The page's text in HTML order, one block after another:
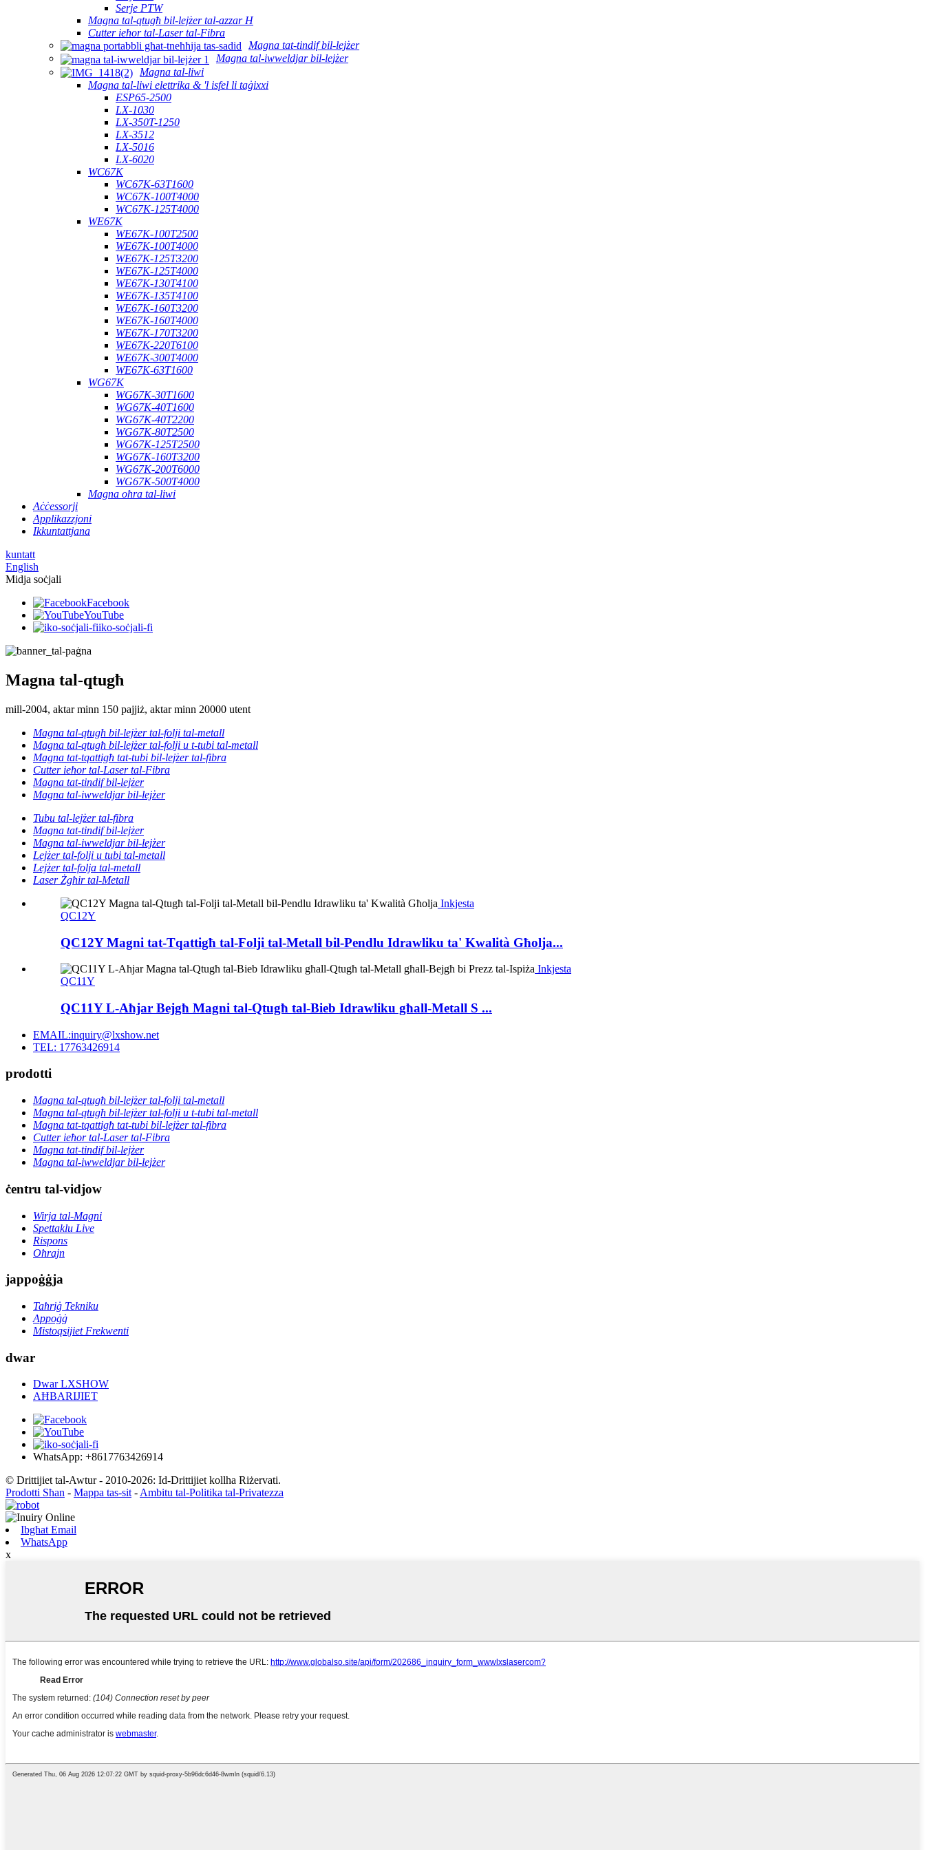
Serje PTW
Magna tal-qtugħ bil-lejżer tal-azzar H
Cutter ieħor tal-Laser tal-Fibra
Magna tat-tindif bil-lejżer
Magna tal-iwweldjar bil-lejżer
Magna tal-liwi
Magna tal-liwi elettrika & 'l isfel li taġixxi
ESP65-2500
LX-1030
LX-350T-1250
LX-3512
LX-5016
LX-6020
WC67K
WC67K-63T1600
WC67K-100T4000
WC67K-125T4000
WE67K
WE67K-100T2500
WE67K-100T4000
WE67K-125T3200
WE67K-125T4000
WE67K-130T4100
WE67K-135T4100
WE67K-160T3200
WE67K-160T4000
WE67K-170T3200
WE67K-220T6100
WE67K-300T4000
WE67K-63T1600
WG67K
WG67K-30T1600
WG67K-40T1600
WG67K-40T2200
WG67K-80T2500
WG67K-125T2500
WG67K-160T3200
WG67K-200T6000
WG67K-500T4000
Magna oħra tal-liwi
Aċċessorji
Applikazzjoni
Ikkuntattjana
kuntatt
English
Midja soċjali
Facebook
YouTube
iko-soċjali-fi
Magna tal-qtugħ
mill-2004, aktar minn 150 pajjiż, aktar minn 20000 utent
Magna tal-qtugħ bil-lejżer tal-folji tal-metall
Magna tal-qtugħ bil-lejżer tal-folji u t-tubi tal-metall
Magna tat-tqattigħ tat-tubi bil-lejżer tal-fibra
Cutter ieħor tal-Laser tal-Fibra
Magna tat-tindif bil-lejżer
Magna tal-iwweldjar bil-lejżer
Tubu tal-lejżer tal-fibra
Magna tat-tindif bil-lejżer
Magna tal-iwweldjar bil-lejżer
Lejżer tal-folji u tubi tal-metall
Lejżer tal-folja tal-metall
Laser Żgħir tal-Metall
Inkjesta
QC12Y
QC12Y Magni tat-Tqattigħ tal-Folji tal-Metall bil-Pendlu Idrawliku ta' Kwalità Għolja...
Inkjesta
QC11Y
QC11Y L-Aħjar Bejgħ Magni tal-Qtugħ tal-Bieb Idrawliku għall-Metall S ...
EMAIL:inquiry@lxshow.net
TEL: 17763426914
prodotti
Magna tal-qtugħ bil-lejżer tal-folji tal-metall
Magna tal-qtugħ bil-lejżer tal-folji u t-tubi tal-metall
Magna tat-tqattigħ tat-tubi bil-lejżer tal-fibra
Cutter ieħor tal-Laser tal-Fibra
Magna tat-tindif bil-lejżer
Magna tal-iwweldjar bil-lejżer
ċentru tal-vidjow
Wirja tal-Magni
Spettaklu Live
Rispons
Oħrajn
jappoġġja
Taħriġ Tekniku
Appoġġ
Mistoqsijiet Frekwenti
dwar
Dwar LXSHOW
AĦBARIJIET
WhatsApp: +8617763426914
© Drittijiet tal-Awtur - 2010-2026: Id-Drittijiet kollha Riżervati.
Prodotti Sħan - Mappa tas-sit-Ambitu tal-Politika tal-Privatezza
Ibgħat Email
WhatsApp
x